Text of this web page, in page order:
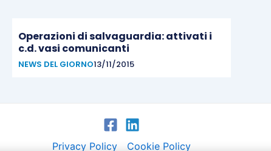
Operazioni di salvaguardia: attivati i
c.d. vasi comunicanti
NEWS DEL GIORNO13/11/2015
Privacy Policy Cookie Policy